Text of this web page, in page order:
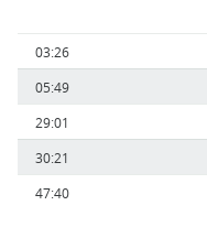
забившие
голы
Время Имя
игрока
03:26
05:49
29:01
30:21
47:40